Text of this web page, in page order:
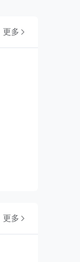
更多 
更多 